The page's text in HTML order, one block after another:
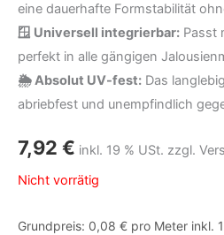
eine dauerhafte Formstabilität
🪟 Universell integrierbar: Passt
perfekt in alle gängigen
🌦️ Absolut UV-fest: Das
abriebfest und unempfindlich
7,92 € inkl. 19 % USt. zzgl.
Nicht vorrätig
Grundpreis: 0,08 € pro Meter inkl.